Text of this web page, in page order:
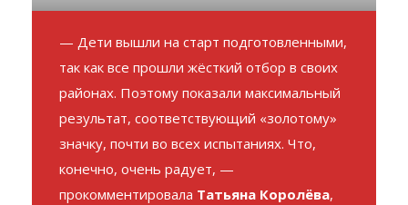
— Дети вышли на старт подготовленными,
так как все прошли жёсткий отбор в своих
районах. Поэтому показали максимальный
результат, соответствующий «золотому»
значку, почти во всех испытаниях. Что,
конечно, очень радует, —
прокомментировала Татьяна Королёва,